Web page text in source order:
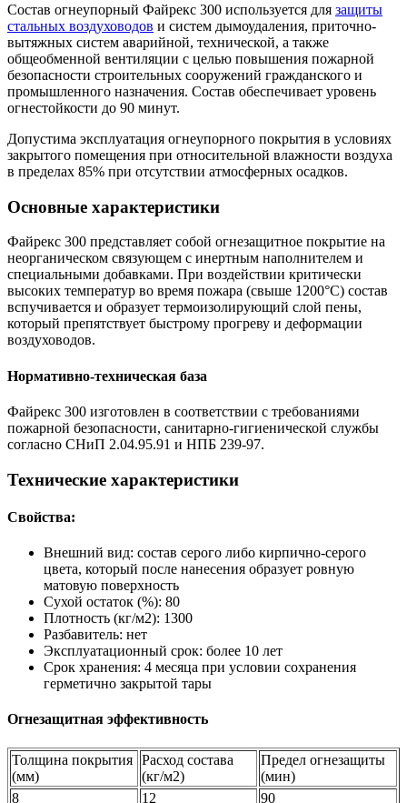
Состав огнеупорный Файрекс 300 используется для защиты
стальных воздуховодов и систем дымоудаления, приточно-
вытяжных систем аварийной, технической, а также
общеобменной вентиляции с целью повышения пожарной
безопасности строительных сооружений гражданского и
промышленного назначения. Состав обеспечивает уровень
огнестойкости до 90 минут.
Допустима эксплуатация огнеупорного покрытия в условиях
закрытого помещения при относительной влажности воздуха
в пределах 85% при отсутствии атмосферных осадков.
Основные характеристики
Файрекс 300 представляет собой огнезащитное покрытие на
неорганическом связующем с инертным наполнителем и
специальными добавками. При воздействии критически
высоких температур во время пожара (свыше 1200°C) состав
вспучивается и образует термоизолирующий слой пены,
который препятствует быстрому прогреву и деформации
воздуховодов.
Нормативно-техническая база
Файрекс 300 изготовлен в соответствии с требованиями
пожарной безопасности, санитарно-гигиенической службы
согласно СНиП 2.04.95.91 и НПБ 239-97.
Технические характеристики
Свойства:
Внешний вид: состав серого либо кирпично-серого
цвета, который после нанесения образует ровную
матовую поверхность
Сухой остаток (%): 80
Плотность (кг/м2): 1300
Разбавитель: нет
Эксплуатационный срок: более 10 лет
Срок хранения: 4 месяца при условии сохранения
герметично закрытой тары
Огнезащитная эффективность
Толщина покрытия
(мм)
Расход состава
(кг/м2)
Предел огнезащиты
(мин)
8
12 90